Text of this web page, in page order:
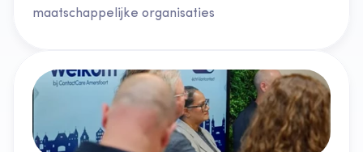
maatschappelijke organisaties